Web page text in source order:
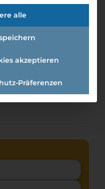
alle
akzeptieren
Präferenzen